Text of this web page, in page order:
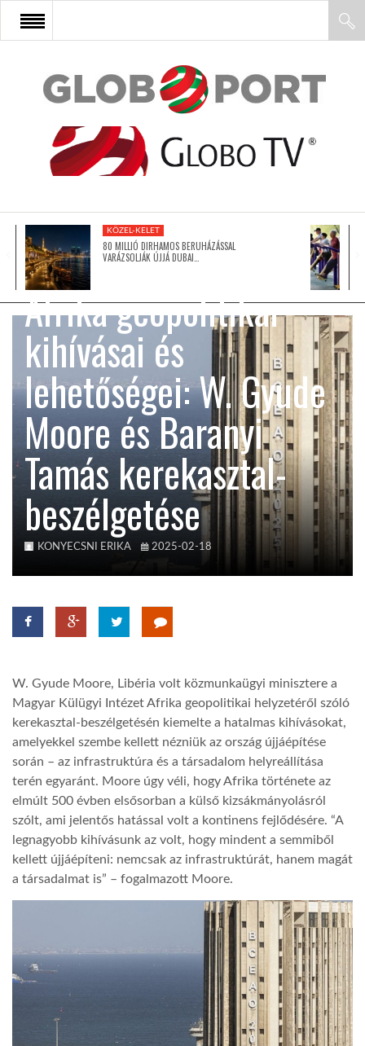
FŐOLDAL
AFRIKA
ÁZSIA
LATIN-AMERIKA
KÖZEL-KELET
AUSZTRÁLIA
A VILÁG ITTHON
HÍR3D
TROPICALMAGAZIN
GLOBOTV
AFRIKA TUDÁSTÁR
LINKTR.EE
GLOBOZSARU
KÖZEL-KELET
80 MILLIÓ DIRHAMOS BERUHÁZÁSSAL
VARÁZSOLJÁK ÚJJÁ DUBAI…
Afrika geopolitikai
kihívásai és
lehetőségei: W. Gyude
Moore és Baranyi
Tamás kerekasztal-
beszélgetése
KONYECSNI ERIKA 2025-02-18
W. Gyude Moore, Libéria volt közmunkaügyi minisztere a
Magyar Külügyi Intézet Afrika geopolitikai helyzetéről szóló
kerekasztal-beszélgetésén kiemelte a hatalmas kihívásokat,
amelyekkel szembe kellett nézniük az ország újjáépítése
során – az infrastruktúra és a társadalom helyreállítása
terén egyaránt. Moore úgy véli, hogy Afrika története az
elmúlt 500 évben elsősorban a külső kizsákmányolásról
szólt, ami jelentős hatással volt a kontinens fejlődésére. “A
legnagyobb kihívásunk az volt, hogy mindent a semmiből
kellett újjáépíteni: nemcsak az infrastruktúrát, hanem magát
a társadalmat is” – fogalmazott Moore.